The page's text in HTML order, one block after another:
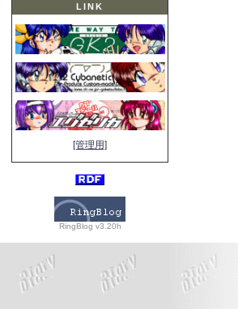
LINK
[管理用]
RingBlog v3.20h